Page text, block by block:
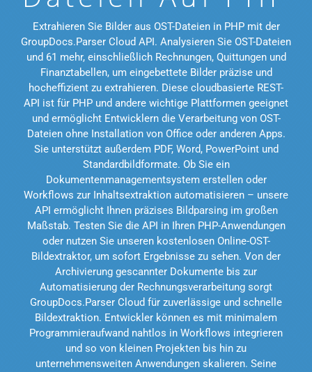
Extrahieren Sie Bilder aus OST-Dateien in PHP mit der
GroupDocs.Parser Cloud API. Analysieren Sie OST-Dateien
und 61 mehr, einschließlich Rechnungen, Quittungen und
Finanztabellen, um eingebettete Bilder präzise und
hocheffizient zu extrahieren. Diese cloudbasierte REST-
API ist für PHP und andere wichtige Plattformen geeignet
und ermöglicht Entwicklern die Verarbeitung von OST-
Dateien ohne Installation von Office oder anderen Apps.
Sie unterstützt außerdem PDF, Word, PowerPoint und
Standardbildformate. Ob Sie ein
Dokumentenmanagementsystem erstellen oder
Workflows zur Inhaltsextraktion automatisieren – unsere
API ermöglicht Ihnen präzises Bildparsing im großen
Maßstab. Testen Sie die API in Ihren PHP-Anwendungen
oder nutzen Sie unseren kostenlosen Online-OST-
Bildextraktor, um sofort Ergebnisse zu sehen. Von der
Archivierung gescannter Dokumente bis zur
Automatisierung der Rechnungsverarbeitung sorgt
GroupDocs.Parser Cloud für zuverlässige und schnelle
Bildextraktion. Entwickler können es mit minimalem
Programmieraufwand nahtlos in Workflows integrieren
und so von kleinen Projekten bis hin zu
unternehmensweiten Anwendungen skalieren. Seine